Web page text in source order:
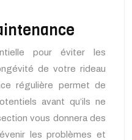
pour éviter les
de votre rideau
régulière permet de
avant qu’ils ne
vous donnera des
les problèmes et